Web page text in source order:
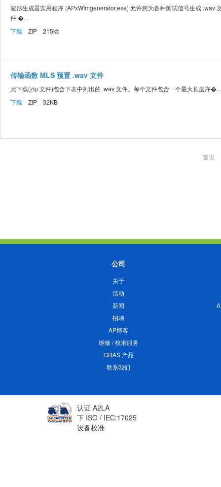
波形生成器实用程序 (APxWfmgenerator.exe) 允许您为各种测试信号生成 .wav
件,�...
下载 ZIP 215kb
传输函数 MLS 预置 .wav 文件
此下载(zip 文件)包含下表中列出的 .wav 文件。每个文件包含一个最大长度序�...
下载 ZIP 32KB
首页
公司
关于
活动
新闻
招聘
AP博客
维修 / 校准服务
GRAS 产品
联系我们
认证 A2LA
下 ISO / IEC:17025
设备校准